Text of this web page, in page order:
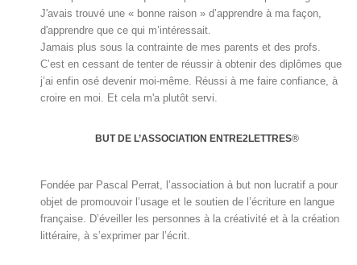
J'avais trouvé une « bonne raison » d’apprendre à ma façon,
d'apprendre que ce qui m’intéressait.
Jamais plus sous la contrainte de mes parents et des profs.
C’est en cessant de tenter de réussir à obtenir des diplômes que
j’ai enfin osé devenir moi-même. Réussi à me faire confiance, à
croire en moi. Et cela m'a plutôt servi.
BUT DE L’ASSOCIATION ENTRE2LETTRES®
Fondée par Pascal Perrat, l’association à but non lucratif a pour
objet de promouvoir l’usage et le soutien de l’écriture en langue
française. D’éveiller les personnes à la créativité et à la création
littéraire, à s’exprimer par l’écrit.